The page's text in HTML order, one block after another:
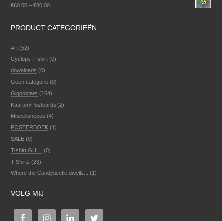
€60.00 –€80.00
PRODUCT CATEGORIEËN
Art (52)
Cyclops T-shirt (0)
downloads (0)
Geen categorie (0)
Gigposters (164)
Kaarten/Postcards (2)
Miscellaneous (4)
POSTERBOEK (1)
SALE (0)
T-shirt GULL
(0)
T-Shirts (23)
Where the Candybeetle dwells...
(1)
VOLG MIJ